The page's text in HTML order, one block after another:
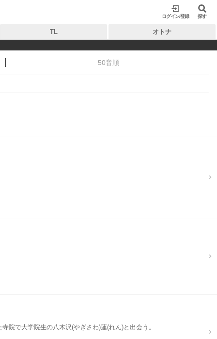
ログイン/登録 探す
閉じる
TL オトナ
閉じる
50音順
院で大学院生の八木沢(やぎさわ)蓮(れん)と出会う。